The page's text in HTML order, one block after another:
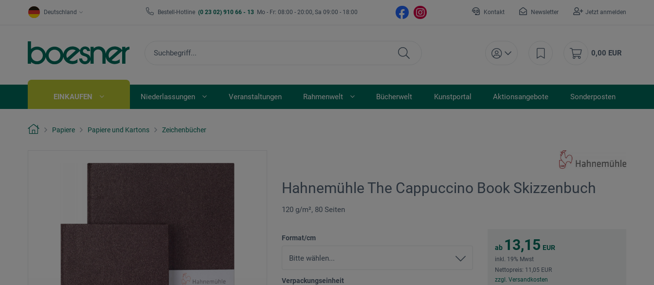
Deutschland Bestell-Hotline (0 23 02) 910 66 - 13 Mo - Fr: 08:00 - 20:00, Sa 09:00 - 18:00 Kontakt Newsletter Jetzt anmelden
0,00 EUR
EINKAUFEN Niederlassungen Veranstaltungen Rahmenwelt Bücherwelt Kunstportal Aktionsangebote Sonderposten
Papiere Papiere und Kartons Zeichenbücher
Hahnemühle The Cappuccino Book Skizzenbuch
120 g/m², 80 Seiten
Format/cm
Verpackungseinheit
ab 13,15 EUR
inkl. 19% Mwst
Nettopreis: 11,05 EUR
zzgl. Versandkosten